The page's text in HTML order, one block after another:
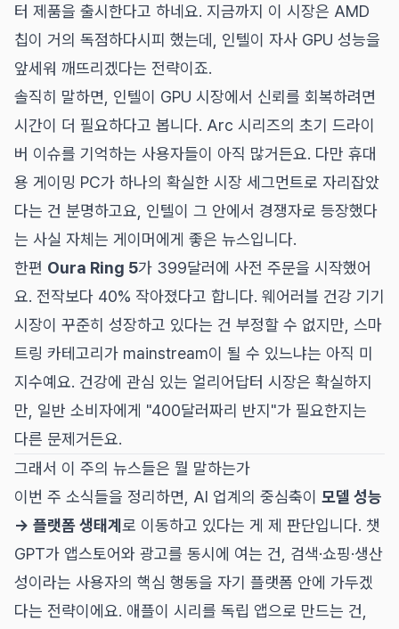
터 제품을 출시한다고 하네요. 지금까지 이 시장은 AMD
칩이 거의 독점하다시피 했는데, 인텔이 자사 GPU 성능을
앞세워 깨뜨리겠다는 전략이죠.
솔직히 말하면, 인텔이 GPU 시장에서 신뢰를 회복하려면
시간이 더 필요하다고 봅니다. Arc 시리즈의 초기 드라이
버 이슈를 기억하는 사용자들이 아직 많거든요. 다만 휴대
용 게이밍 PC가 하나의 확실한 시장 세그먼트로 자리잡았
다는 건 분명하고요, 인텔이 그 안에서 경쟁자로 등장했다
는 사실 자체는 게이머에게 좋은 뉴스입니다.
한편 Oura Ring 5가 399달러에 사전 주문을 시작했어
요. 전작보다 40% 작아졌다고 합니다. 웨어러블 건강 기기
시장이 꾸준히 성장하고 있다는 건 부정할 수 없지만, 스마
트링 카테고리가 mainstream이 될 수 있느냐는 아직 미
지수예요. 건강에 관심 있는 얼리어답터 시장은 확실하지
만, 일반 소비자에게 "400달러짜리 반지"가 필요한지는
다른 문제거든요.
그래서 이 주의 뉴스들은 뭘 말하는가
이번 주 소식들을 정리하면, AI 업계의 중심축이 모델 성능
→ 플랫폼 생태계 로 이동하고 있다는 게 제 판단입니다. 챗
GPT가 앱스토어와 광고를 동시에 여는 건, 검색·쇼핑·생산
성이라는 사용자의 핵심 행동을 자기 플랫폼 안에 가두겠
다는 전략이에요. 애플이 시리를 독립 앱으로 만드는 건,